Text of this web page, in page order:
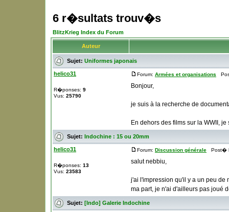
6 r�sultats trouv�s
BlitzKrieg Index du Forum
Auteur
Sujet: Uniformes japonais
helico31
R�ponses: 9
Vus: 25790
Forum: Armées et organisations
Bonjour,
je suis à la recherche de
En dehors des films sur la WWII,
Sujet: Indochine : 15 ou 20mm
helico31
R�ponses: 13
Vus: 23583
Forum: Discussion générale Post�
salut nebbiu,
j'ai l'impression qu'il y a un peu de
ma part, je n'ai d'ailleurs pas joué
Sujet: [Indo] Galerie Indochine